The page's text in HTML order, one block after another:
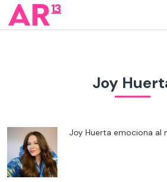
Joy
Joy Huerta emociona al